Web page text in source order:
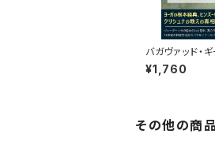
バガヴァッド・
の講義
¥1,760
その他の商品